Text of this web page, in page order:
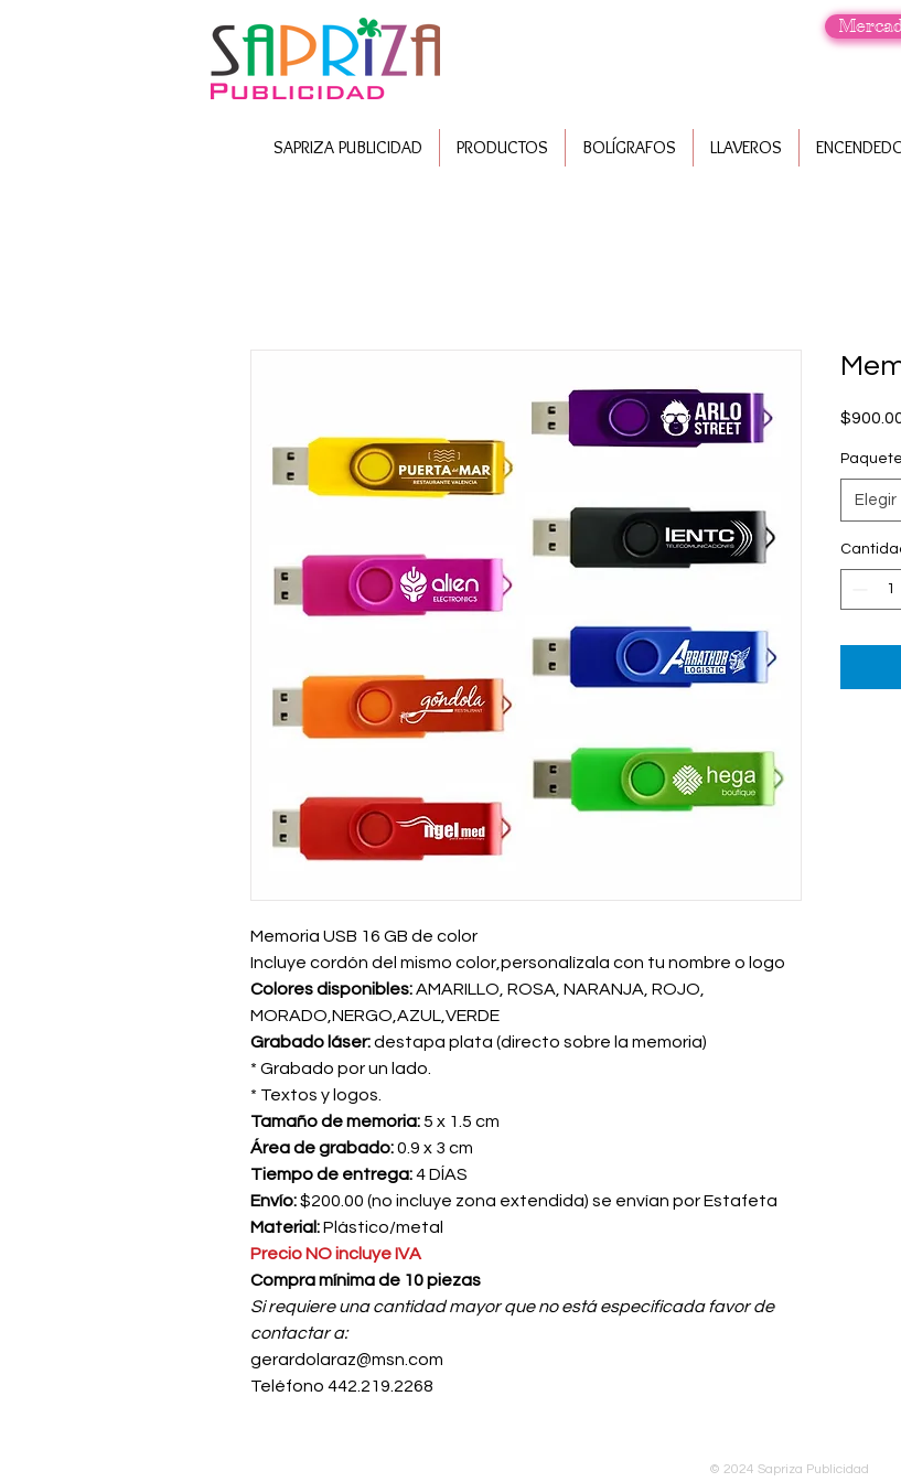
SAPRIZA PUBLICIDAD PRODUCTOS BOLÍGRAFOS LLAVEROS
Memoria USB 16 GB de color
Incluye cordón del mismo color,personalízala con tu nombre o logo
Colores disponibles:AMARILLO, ROSA, NARANJA, ROJO,
MORADO,NERGO,AZUL,VERDE
Grabado láser:destapa plata (directo sobre la memoria)
* Grabado por un lado.
* Textos y logos.
Tamaño de memoria:5 x 1.5 cm
Área de grabado:0.9 x 3 cm
Tiempo de entrega:4 DÍAS
Envío:$200.00 (no incluye zona extendida) se envían por Estafeta
Material:Plástico/metal
Precio NO incluye IVA
Compra mínima de 10 piezas
Si requiere una cantidad mayor que no está especificada favor de
contactar a:
gerardolaraz@msn.com
Teléfono 442.219.2268
Elegir
© 2024 Sapriza Publicidad